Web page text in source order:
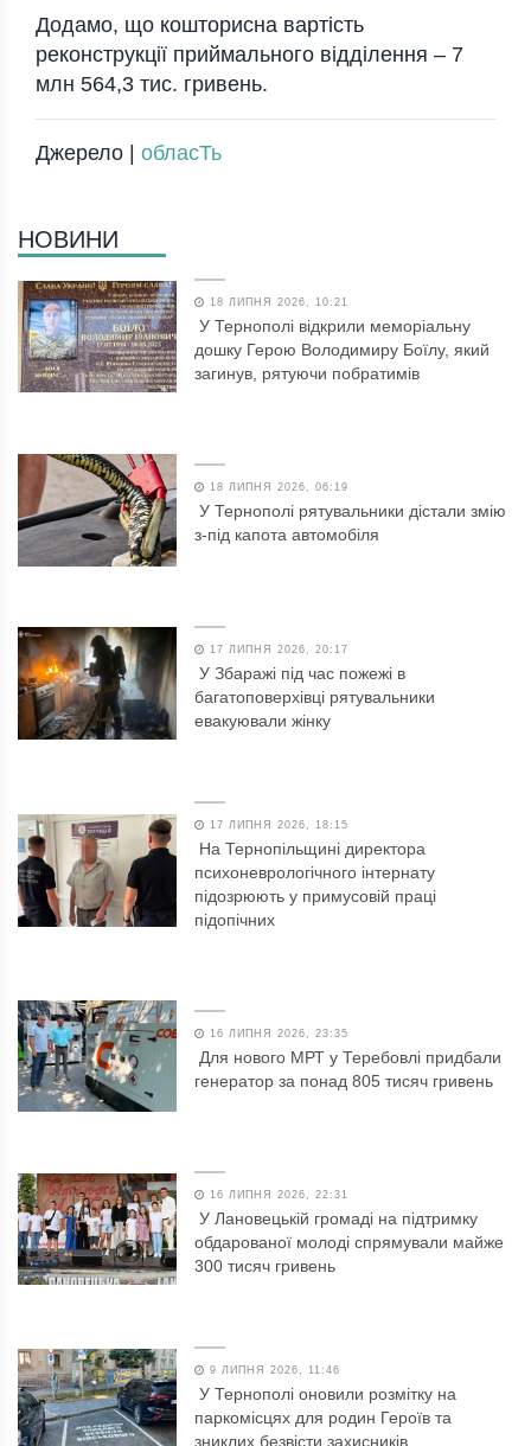
Додамо, що кошторисна вартість
реконструкції приймального відділення – 7
млн 564,3 тис. гривень.
Джерело | обласТь
НОВИНИ
18 ЛИПНЯ 2026, 10:21
У Тернополі відкрили меморіальну
дошку Герою Володимиру Боїлу, який
загинув, рятуючи побратимів
18 ЛИПНЯ 2026, 06:19
У Тернополі рятувальники дістали змію
з-під капота автомобіля
17 ЛИПНЯ 2026, 20:17
У Збаражі під час пожежі в
багатоповерхівці рятувальники
евакуювали жінку
17 ЛИПНЯ 2026, 18:15
На Тернопільщині директора
психоневрологічного інтернату
підозрюють у примусовій праці
підопічних
16 ЛИПНЯ 2026, 23:35
Для нового МРТ у Теребовлі придбали
генератор за понад 805 тисяч гривень
16 ЛИПНЯ 2026, 22:31
У Лановецькій громаді на підтримку
обдарованої молоді спрямували майже
300 тисяч гривень
9 ЛИПНЯ 2026, 11:46
У Тернополі оновили розмітку на
паркомісцях для родин Героїв та
зниклих безвісти захисників